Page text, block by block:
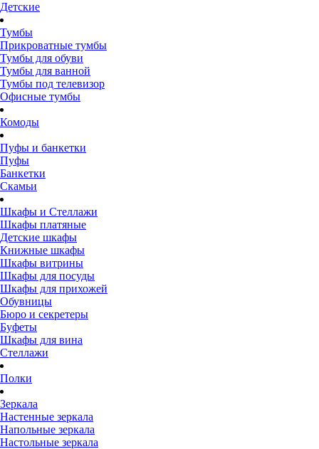
Детские
Тумбы
Прикроватные тумбы
Тумбы для обуви
Тумбы для ванной
Тумбы под телевизор
Офисные тумбы
Комоды
Пуфы и банкетки
Пуфы
Банкетки
Скамьи
Шкафы и Стеллажи
Шкафы платяные
Детские шкафы
Книжные шкафы
Шкафы витрины
Шкафы для посуды
Шкафы для прихожей
Обувницы
Бюро и секретеры
Буфеты
Шкафы для вина
Стеллажи
Полки
Зеркала
Настенные зеркала
Напольные зеркала
Настольные зеркала